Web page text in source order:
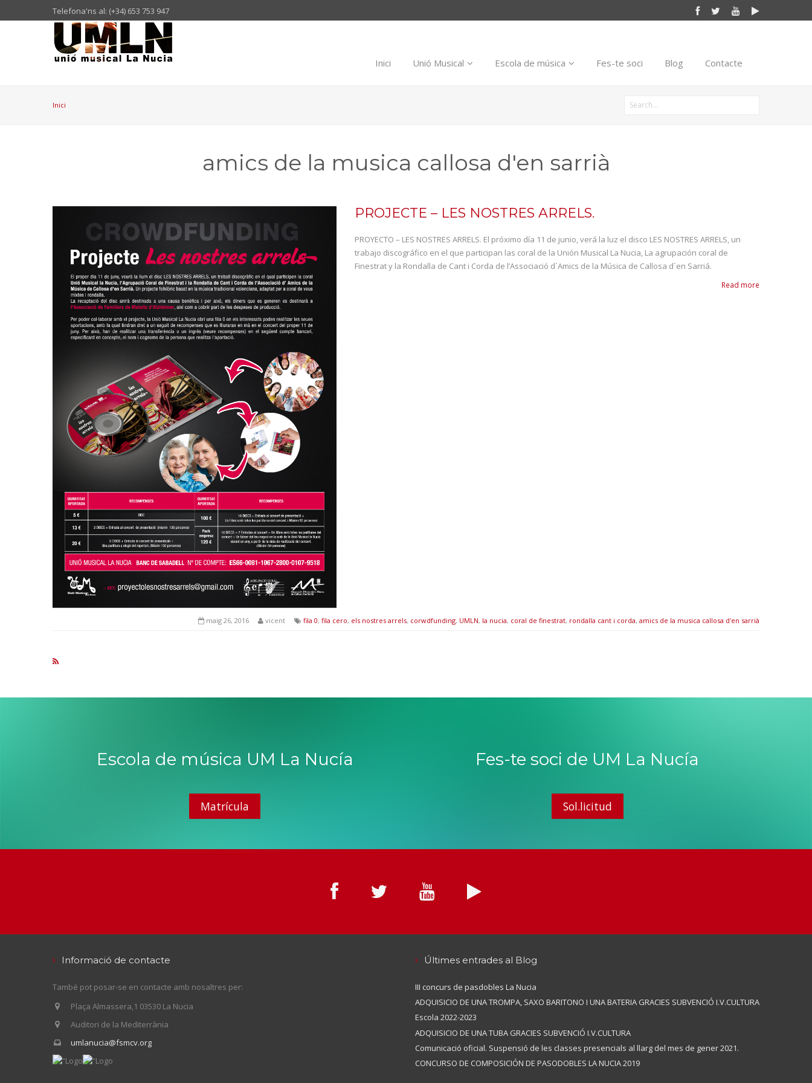
Telefona'ns al: (+34) 653 753 947
Inici Unió Musical Escola de música Fes-te soci Blog Contacte
Inici
amics de la musica callosa d'en sarrià
PROJECTE – LES NOSTRES ARRELS.
PROYECTO – LES NOSTRES ARRELS. El próximo día 11 de junio, verá la luz el disco LES NOSTRES ARRELS, un
trabajo discográfico en el que participan las coral de la Unión Musical La Nucia, La agrupación coral de
Finestrat y la Rondalla de Cant i Corda de l’Associació d´Amics de la Música de Callosa d´en Sarriá.
Read more
maig 26, 2016 vicent fila 0, fila cero, els nostres arrels, corwdfunding, UMLN, la nucia, coral de finestrat, rondalla cant i corda, amics de la musica callosa d'en sarrià
Escola de música UM La Nucía
Matrícula
Fes-te soci de UM La Nucía
Sol.licitud
Informació de contacte
També pot posar-se en contacte amb nosaltres per:
Plaça Almassera,1 03530 La Nucia
Auditori de la Mediterrània
umlanucia@fsmcv.org
Últimes entrades al Blog
III concurs de pasdobles La Nucia
ADQUISICIO DE UNA TROMPA, SAXO BARITONO I UNA BATERIA GRACIES SUBVENCIÓ I.V.CULTURA
Escola 2022-2023
ADQUISICIO DE UNA TUBA GRACIES SUBVENCIÓ I.V.CULTURA
Comunicació oficial. Suspensió de les classes presencials al llarg del mes de gener 2021.
CONCURSO DE COMPOSICIÓN DE PASODOBLES LA NUCIA 2019